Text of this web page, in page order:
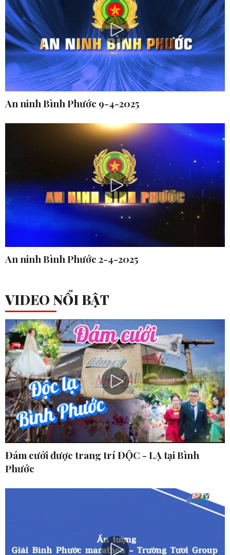
An ninh Bình Phước 9-4-2025
An ninh Bình Phước 2-4-2025
VIDEO NỔI BẬT
Đám cưới được trang trí ĐỘC - LẠ tại Bình
Phước